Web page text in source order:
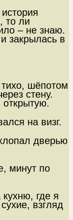
то ли
– не знаю.
закрылась в
шёпотом
стену.
на визг.
дверью
минут по
где я
взгляд